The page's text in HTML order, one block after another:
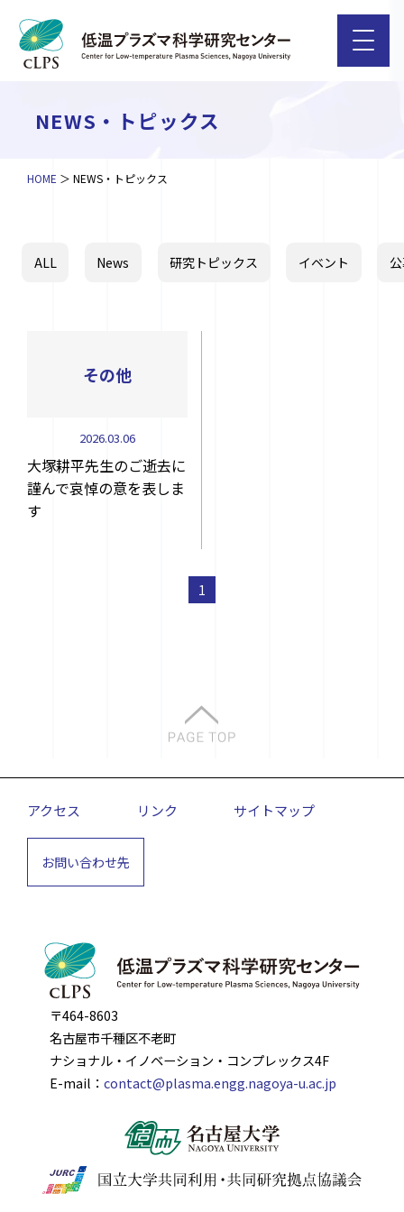
contact@plasma.engg.nagoya-u.ac.jp
NEWS・トピックス
HOME NEWS・トピックス
ALL News 研究トピックス イベント
その他
2026.03.06
大塚耕平先生のご逝去に
謹んで哀悼の意を表しま
す
1
アクセス リンク サイトマップ
お問い合わせ先
〒464-8603
名古屋市千種区不老町
ナショナル・イノベーション・コンプレックス4F
E-mail： contact@plasma.engg.nagoya-u.ac.jp